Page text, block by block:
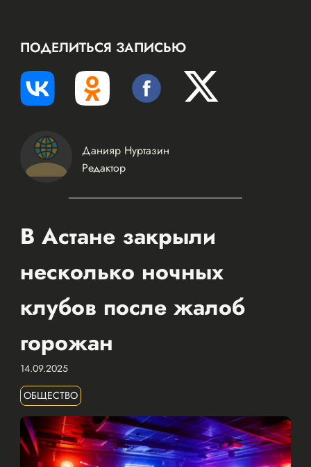
ПОДЕЛИТЬСЯ ЗАПИСЬЮ
Данияр Нуртазин
Редактор
В Астане закрыли
несколько ночных
клубов после жалоб
горожан
14.09.2025
ОБЩЕСТВО